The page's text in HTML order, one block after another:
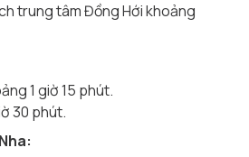
trung tâm Đồng Hới khoảng
1 giờ 15 phút.
30 phút.